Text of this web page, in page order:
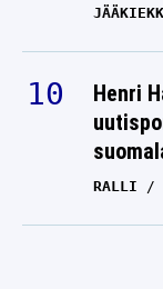
Henri
RALLI